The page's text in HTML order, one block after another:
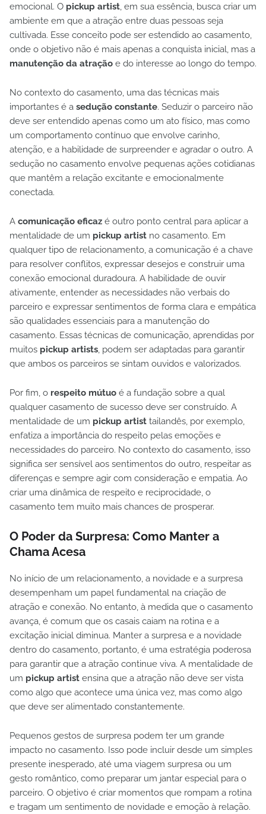
emocional. O pickup artist , em sua essência, busca criar um
ambiente em que a atração entre duas pessoas seja
cultivada. Esse conceito pode ser estendido ao casamento,
onde o objetivo não é mais apenas a conquista inicial, mas a
manutenção da atração e do interesse ao longo do tempo.
No contexto do casamento, uma das técnicas mais
importantes é a sedução constante. Seduzir o parceiro não
deve ser entendido apenas como um ato físico, mas como
um comportamento contínuo que envolve carinho,
atenção, e a habilidade de surpreender e agradar o outro. A
sedução no casamento envolve pequenas ações cotidianas
que mantêm a relação excitante e emocionalmente
conectada.
A comunicação eficaz é outro ponto central para aplicar a
mentalidade de um pickup artist no casamento. Em
qualquer tipo de relacionamento, a comunicação é a chave
para resolver conflitos, expressar desejos e construir uma
conexão emocional duradoura. A habilidade de ouvir
ativamente, entender as necessidades não verbais do
parceiro e expressar sentimentos de forma clara e empática
são qualidades essenciais para a manutenção do
casamento. Essas técnicas de comunicação, aprendidas por
muitos pickup artists , podem ser adaptadas para garantir
que ambos os parceiros se sintam ouvidos e valorizados.
Por fim, o respeito mútuo é a fundação sobre a qual
qualquer casamento de sucesso deve ser construído. A
mentalidade de um pickup artist tailandês, por exemplo,
enfatiza a importância do respeito pelas emoções e
necessidades do parceiro. No contexto do casamento, isso
significa ser sensível aos sentimentos do outro, respeitar as
diferenças e sempre agir com consideração e empatia. Ao
criar uma dinâmica de respeito e reciprocidade, o
casamento tem muito mais chances de prosperar.
O Poder da Surpresa: Como Manter a
Chama Acesa
No início de um relacionamento, a novidade e a surpresa
desempenham um papel fundamental na criação de
atração e conexão. No entanto, à medida que o casamento
avança, é comum que os casais caiam na rotina e a
excitação inicial diminua. Manter a surpresa e a novidade
dentro do casamento, portanto, é uma estratégia poderosa
para garantir que a atração continue viva. A mentalidade de
um pickup artist ensina que a atração não deve ser vista
como algo que acontece uma única vez, mas como algo
que deve ser alimentado constantemente.
Pequenos gestos de surpresa podem ter um grande
impacto no casamento. Isso pode incluir desde um simples
presente inesperado, até uma viagem surpresa ou um
gesto romântico, como preparar um jantar especial para o
parceiro. O objetivo é criar momentos que rompam a rotina
e tragam um sentimento de novidade e emoção à relação.